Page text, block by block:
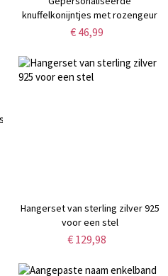
knuffelkonijntjes met rozengeur
en namen, twee losse pluche
jubileum-/paascadeaus voor
stellen/beste vrienden/kinderen
€ 46,99
Hangerset van sterling zilver 925
voor een stel
€ 129,98